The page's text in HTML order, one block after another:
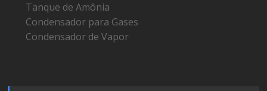
Tanque de Amônia
Condensador para Gases
Condensador de Vapor